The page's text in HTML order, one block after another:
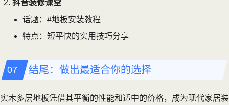
抖音装修课堂
话题：#地板安装教程
特点：短平快的实用技巧分享
结尾：做出最适合你的选择
实木多层地板凭借其平衡的性能和适中的价格，成为现代家居装